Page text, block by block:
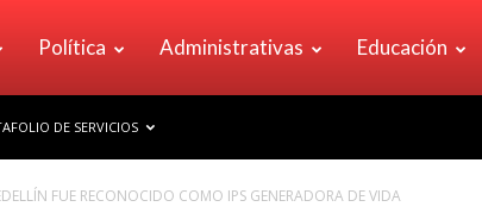
Política Administrativas Educación
DE SERVICIOS
FUE RECONOCIDO COMO IPS GENERADORA DE VIDA